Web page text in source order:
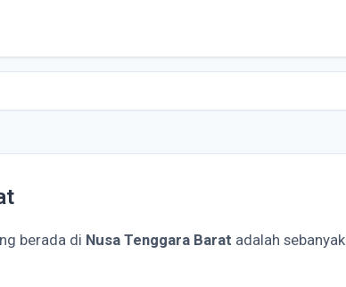
berada di Nusa Tenggara Barat adalah sebanyak